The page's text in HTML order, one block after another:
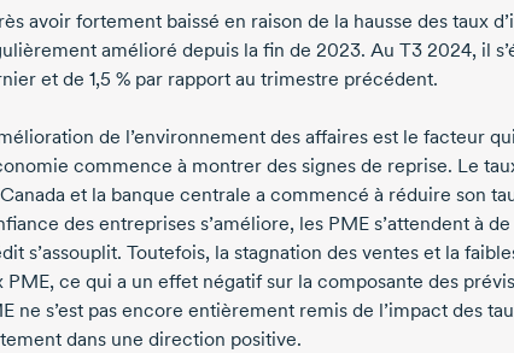
avoir fortement baissé en raison de la hausse des taux
amélioré depuis la fin de 2023. Au T3 2024, il
et de 1,5 % par rapport au trimestre précédent.
de l’environnement des affaires est le facteur
commence à montrer des signes de reprise. Le
et la banque centrale a commencé à réduire son
des entreprises s’améliore, les PME s’attendent à
s’assouplit. Toutefois, la stagnation des ventes et la
PME, ce qui a un effet négatif sur la composante des
ne s’est pas encore entièrement remis de l’impact des
dans une direction positive.